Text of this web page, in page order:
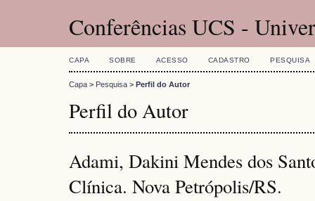
Conferências UCS -
CAPA SOBRE ACESSO CADASTRO PESQUISA
Capa > Pesquisa > Perfil do Autor
Perfil do Autor
Adami, Dakini Mendes dos
Clínica. Nova Petrópolis/RS.